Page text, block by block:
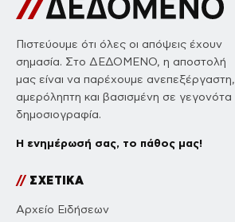
Πιστεύουμε ότι όλες οι απόψεις έχουν
σημασία. Στο ΔΕΔΟΜΕΝΟ, η αποστολή
μας είναι να παρέχουμε ανεπεξέργαστη,
αμερόληπτη και βασισμένη σε γεγονότα
δημοσιογραφία.
Η ενημέρωσή σας, το πάθος μας!
//ΣΧΕΤΙΚΑ
Αρχείο Ειδήσεων